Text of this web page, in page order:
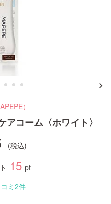
）
コーム〈ホワイト〉
15 pt
ミ2件